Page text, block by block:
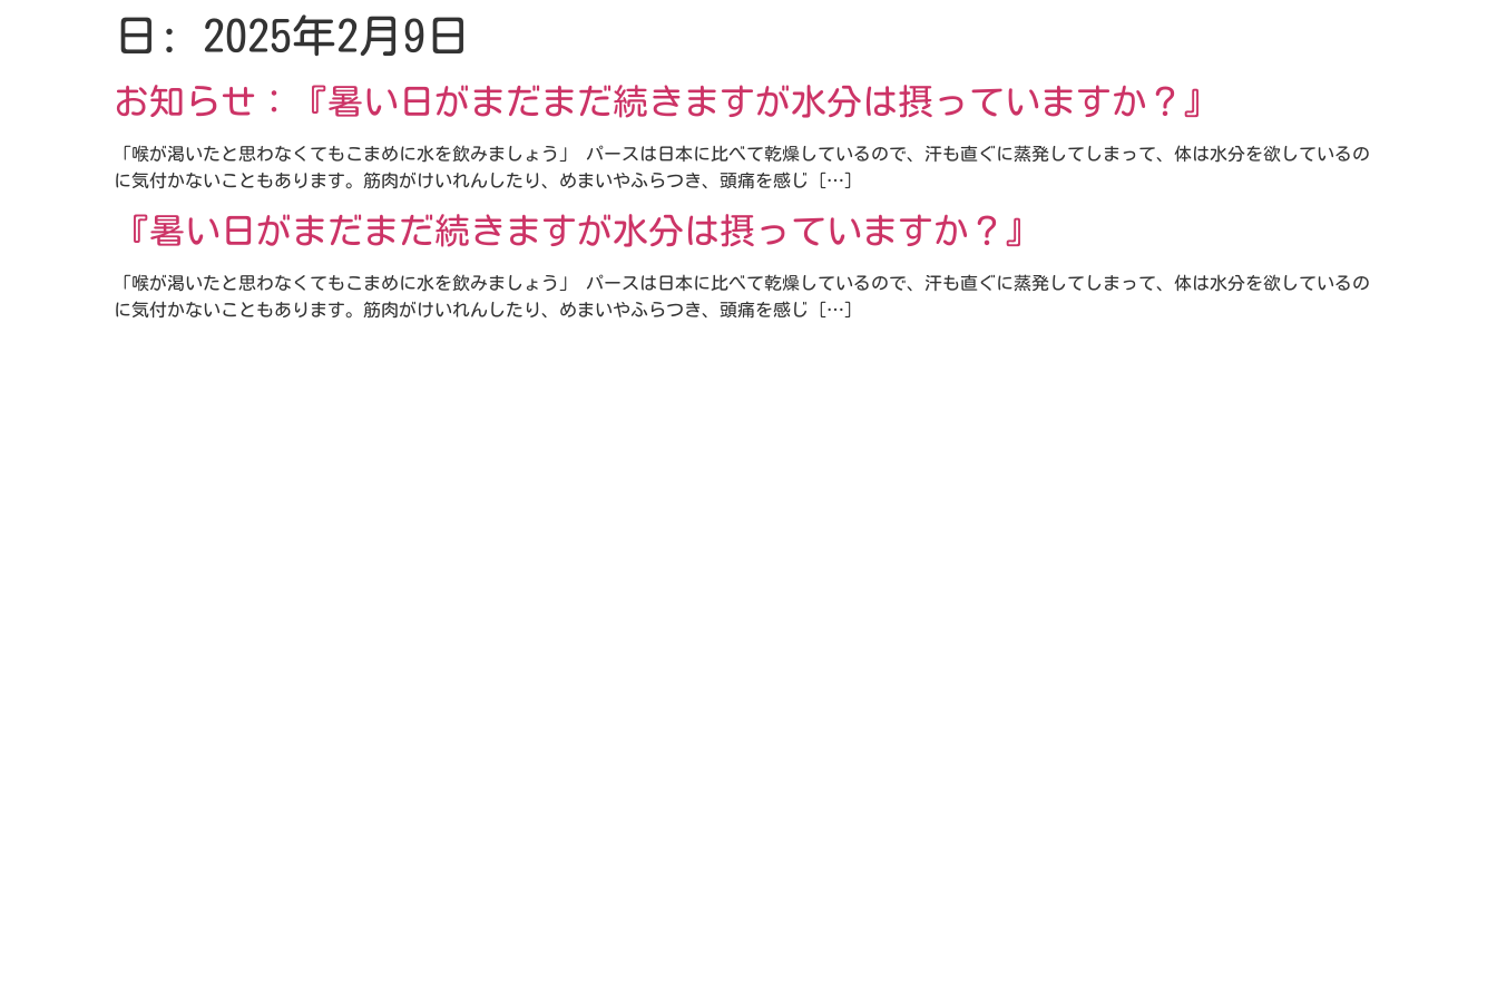
日: 2025年2月9日
お知らせ：『暑い日がまだまだ続きますが水分は摂っていますか？』
「喉が渇いたと思わなくてもこまめに水を飲みましょう」 パースは日本に比べて乾燥しているので、汗も直ぐに蒸発してしまって、体は水分を欲しているの
に気付かないこともあります。筋肉がけいれんしたり、めまいやふらつき、頭痛を感じ […]
『暑い日がまだまだ続きますが水分は摂っていますか？』
「喉が渇いたと思わなくてもこまめに水を飲みましょう」 パースは日本に比べて乾燥しているので、汗も直ぐに蒸発してしまって、体は水分を欲しているの
に気付かないこともあります。筋肉がけいれんしたり、めまいやふらつき、頭痛を感じ […]